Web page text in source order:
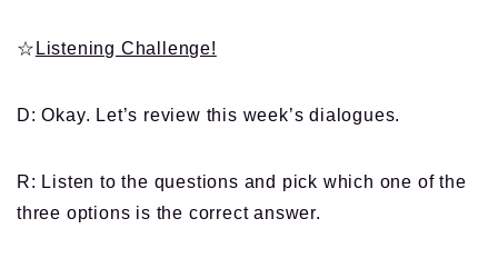
☆ Listening Challenge!
D: Okay. Let’s review this week’s dialogues.
R: Listen to the questions and pick which one of the
three options is the correct answer.